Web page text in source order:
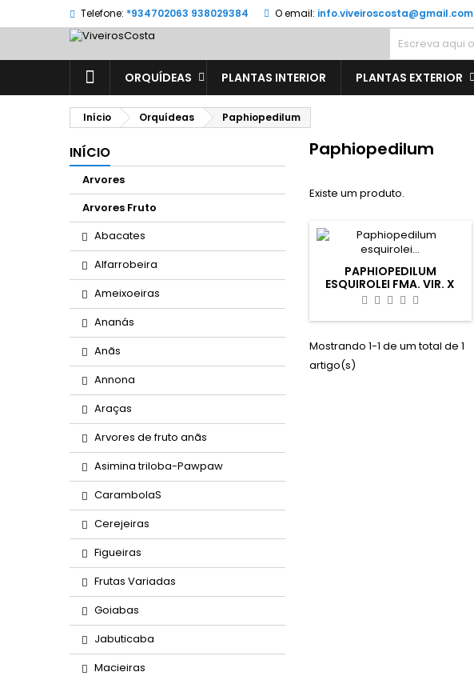
Telefone: *934702063 938029384 O email: info.viveiroscosta@gmail.com
ORQUÍDEAS PLANTAS INTERIOR PLANTAS EXTERIOR
Início Orquídeas Paphiopedilum
INÍCIO
Arvores
Arvores Fruto
Abacates
Alfarrobeira
Ameixoeiras
Ananás
Anãs
Annona
Araças
Arvores de fruto anãs
Asimina triloba-Pawpaw
CarambolaS
Cerejeiras
Figueiras
Frutas Variadas
Goiabas
Jabuticaba
Macieiras
Paphiopedilum
Existe um produto.
PAPHIOPEDILUM
ESQUIROLEI FMA. VIR. X
SIB-59€
Mostrando 1-1 de um total de 1
artigo(s)